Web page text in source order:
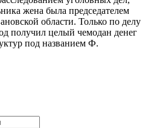
жена была председателем
области. Только по делу
получил целый чемодан денег
под названием Ф.